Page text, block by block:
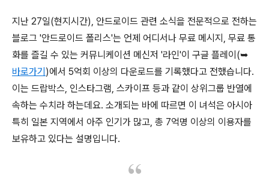
지난 27일(현지시간), 안드로이드 관련 소식을 전문적으로 전하는
블로그 '안드로이드 폴리스'는 언제 어디서나 무료 메시지, 무료 통
화를 즐길 수 있는 커뮤니케이션 메신저 '라인'이 구글 플레이(➥
바로가기 )에서 5억회 이상의 다운로드를 기록했다고 전했습니다.
이는 드랍박스, 인스타그램, 스카이프 등과 같이 상위그룹 반열에
속하는 수치라 하는데요. 소개되는 바에 따르면 이 녀석은 아시아
특히 일본 지역에서 아주 인기가 많고, 총 7억명 이상의 이용자를
보유하고 있다는 설명입니다.